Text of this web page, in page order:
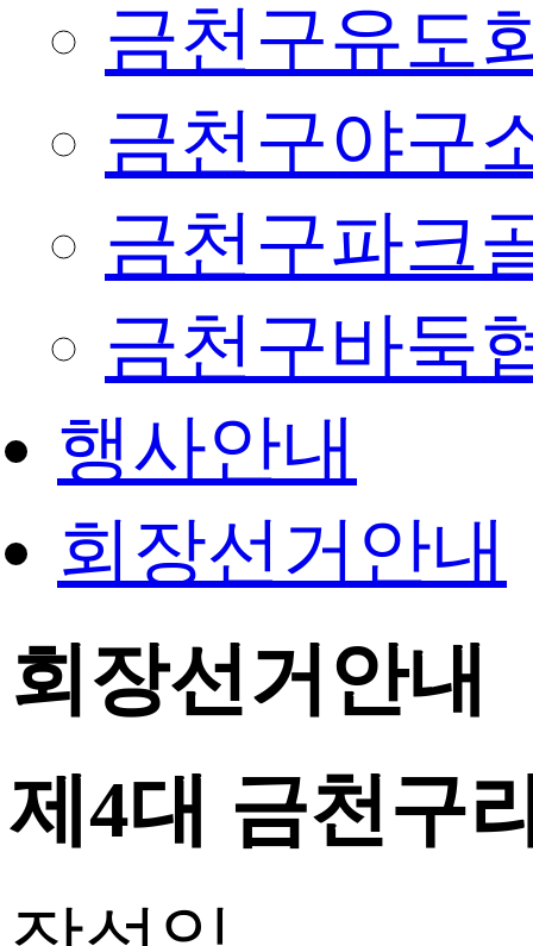
금천구유도
금천구야구
금천구파크
금천구바둑
행사안내
회장선거안내
회장선거안내
제4대 금천구